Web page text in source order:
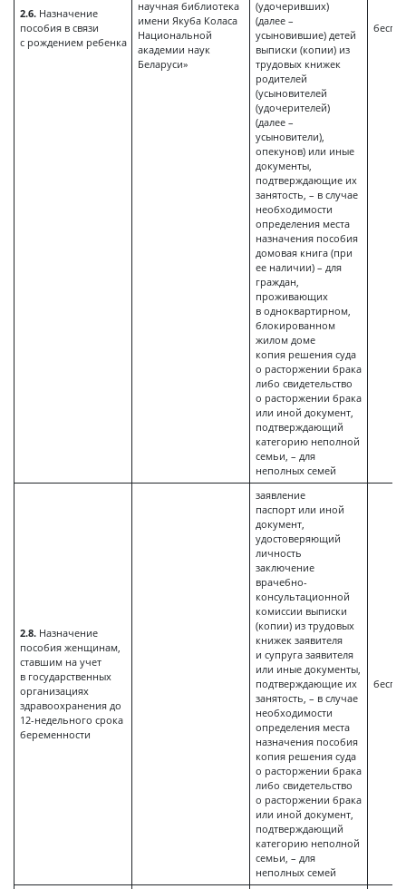
2.6.Назначение
пособия в связи
с рождением ребенка
научная библиотека
имени Якуба Коласа
Национальной
академии наук
Беларуси»
(удочеривших)
(далее –
усыновившие) детей
выписки (копии) из
трудовых книжек
родителей
(усыновителей
(удочерителей)
(далее –
усыновители),
опекунов) или иные
документы,
подтверждающие их
занятость, – в случае
необходимости
определения места
назначения пособия
домовая книга (при
ее наличии) – для
граждан,
проживающих
в одноквартирном,
блокированном
жилом доме
копия решения суда
о расторжении брака
либо свидетельство
о расторжении брака
или иной документ,
подтверждающий
категорию неполной
семьи, – для
неполных семей
2.8.Назначение
пособия женщинам,
ставшим на учет
в государственных
организациях
здравоохранения до
12-недельного срока
беременности
заявление
паспорт или иной
документ,
удостоверяющий
личность
заключение
врачебно-
консультационной
комиссии выписки
(копии) из трудовых
книжек заявителя
и супруга заявителя
или иные документы,
подтверждающие их
занятость, – в случае
необходимости
определения места
назначения пособия
копия решения суда
о расторжении брака
либо свидетельство
о расторжении брака
или иной документ,
подтверждающий
категорию неполной
семьи, – для
неполных семей